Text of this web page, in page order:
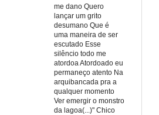
me dano Quero
lançar um grito
desumano Que é
uma maneira de ser
escutado Esse
silêncio todo me
atordoa Atordoado eu
permaneço atento Na
arquibancada pra a
qualquer momento
Ver emergir o monstro
da lagoa(...)" Chico